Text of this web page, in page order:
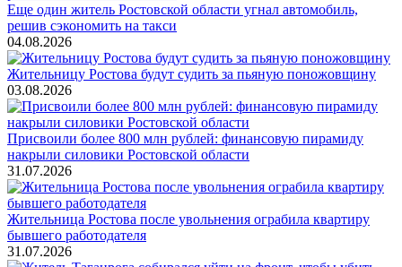
Еще один житель Ростовской области угнал автомобиль,
решив сэкономить на такси
04.08.2026
Жительницу Ростова будут судить за пьяную поножовщину
03.08.2026
Присвоили более 800 млн рублей: финансовую пирамиду
накрыли силовики Ростовской области
31.07.2026
Жительница Ростова после увольнения ограбила квартиру
бывшего работодателя
31.07.2026